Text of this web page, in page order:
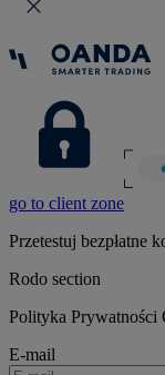
go to client zone
Przetestuj bezpłatne
Rodo section
Polityka
E-mail